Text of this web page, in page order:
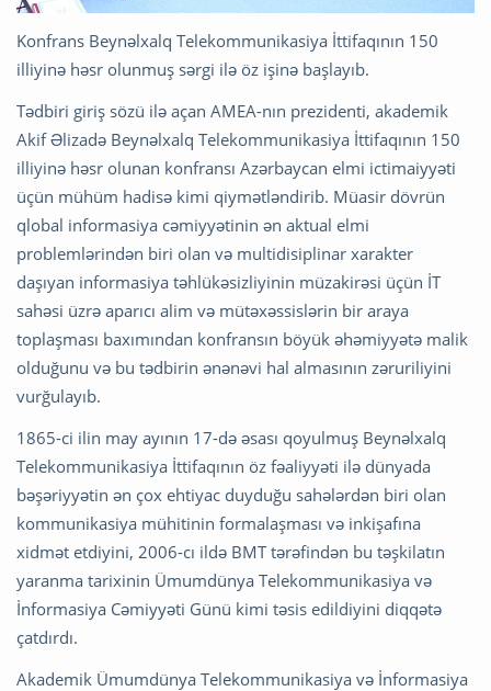
Konfrans Beynəlxalq Telekommunikasiya İttifaqının 150
illiyinə həsr olunmuş sərgi ilə öz işinə başlayıb.
Tədbiri giriş sözü ilə açan AMEA-nın prezidenti, akademik
Akif Əlizadə Beynəlxalq Telekommunikasiya İttifaqının 150
illiyinə həsr olunan konfransı Azərbaycan elmi ictimaiyyəti
üçün mühüm hadisə kimi qiymətləndirib. Müasir dövrün
qlobal informasiya cəmiyyətinin ən aktual elmi
problemlərindən biri olan və multidisiplinar xarakter
daşıyan informasiya təhlükəsizliyinin müzakirəsi üçün İT
sahəsi üzrə aparıcı alim və mütəxəssislərin bir araya
toplaşması baxımından konfransın böyük əhəmiyyətə malik
olduğunu və bu tədbirin ənənəvi hal almasının zəruriliyini
vurğulayıb.
1865-ci ilin may ayının 17-də əsası qoyulmuş Beynəlxalq
Telekommunikasiya İttifaqının öz fəaliyyəti ilə dünyada
bəşəriyyətin ən çox ehtiyac duyduğu sahələrdən biri olan
kommunikasiya mühitinin formalaşması və inkişafına
xidmət etdiyini, 2006-cı ildə BMT tərəfindən bu təşkilatın
yaranma tarixinin Ümumdünya Telekommunikasiya və
İnformasiya Cəmiyyəti Günü kimi təsis edildiyini diqqətə
çatdırdı.
Akademik Ümumdünya Telekommunikasiya və İnformasiya